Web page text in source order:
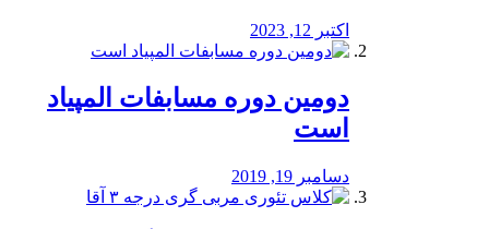
اکتبر 12, 2023
دومین دوره مسابفات المپیاد
است
دسامبر 19, 2019